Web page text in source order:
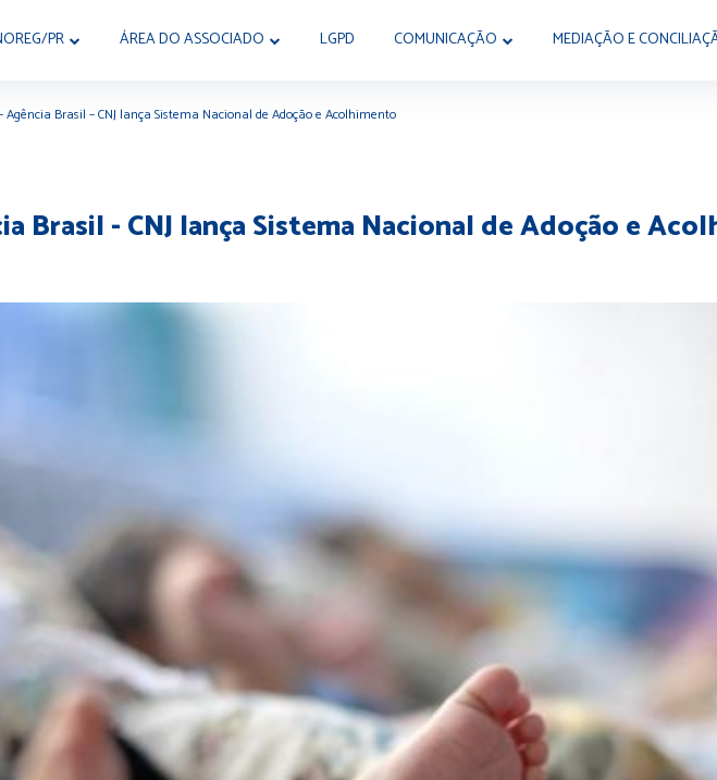
PR ÁREA DO ASSOCIADO LGPD COMUNICAÇÃO MEDIAÇÃO E
Agência Brasil – CNJ lança Sistema Nacional de Adoção e Acolhimento
Brasil - CNJ lança Sistema Nacional de Adoção e